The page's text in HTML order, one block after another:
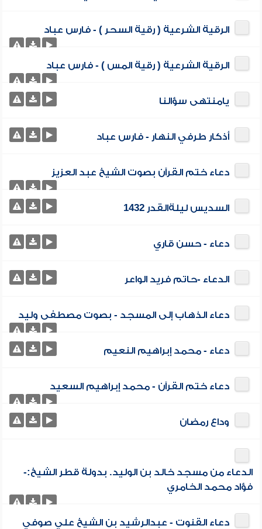
الرقية الشرعية ( رقية السحر ) - فارس عباد
الرقية الشرعية ( رقية المس ) - فارس عباد
يامنتهى سؤالنا
أذكار طرفي النهار - فارس عباد
دعاء ختم القرآن بصوت الشيخ عبد العزيز
السديس ليلةالقدر 1432
دعاء - حسن قاري
الدعاء -حاتم فريد الواعر
دعاء الذهاب إلى المسجد - بصوت مصطفى وليد
دعاء - محمد إبراهيم النعيم
دعاء ختم القرآن - محمد إبراهيم السعيد
وداع رمضان
الدعاء من مسجد خالد بن الوليد. بدولة قطر الشيخ:-
فؤاد محمد الخامري
دعاء القنوت - عبدالرشيد بن الشيخ علي صوفي